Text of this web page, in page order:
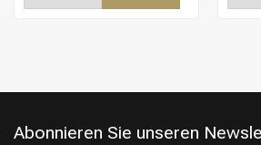
Abonnieren Sie unseren